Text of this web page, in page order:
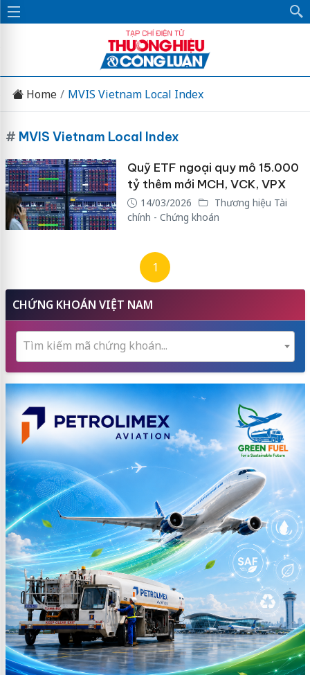
Home MVIS Vietnam Local Index
# MVIS Vietnam Local Index
Quỹ ETF ngoại quy mô 15.000
tỷ thêm mới MCH, VCK, VPX
14/03/2026
Thương hiệu Tài
chính - Chứng khoán
1
CHỨNG KHOÁN VIỆT NAM
Tìm kiếm mã chứng khoán...